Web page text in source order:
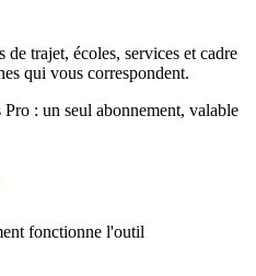
trajet, écoles, services et cadre
qui vous correspondent.
: un seul abonnement, valable
fonctionne l'outil